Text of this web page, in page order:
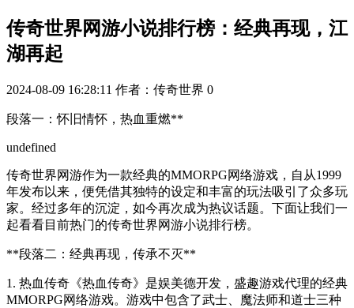
传奇世界网游小说排行榜：经典再现，江
湖再起
2024-08-09 16:28:11 作者：传奇世界 0
段落一：怀旧情怀，热血重燃**
undefined
传奇世界网游作为一款经典的MMORPG网络游戏，自从1999
年发布以来，便凭借其独特的设定和丰富的玩法吸引了众多玩
家。经过多年的沉淀，如今再次成为热议话题。下面让我们一
起看看目前热门的传奇世界网游小说排行榜。
**段落二：经典再现，传承不灭**
1. 热血传奇《热血传奇》是娱美德开发，盛趣游戏代理的经典
MMORPG网络游戏。游戏中包含了武士、魔法师和道士三种